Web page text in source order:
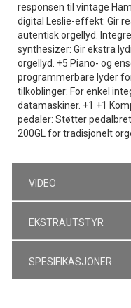
responsen til vintage
digital Leslie-effekt: Gir
autentisk orgellyd.
synthesizer: Gir ekstra
orgellyd. +5 Piano- og
programmerbare lyder
tilkoblinger: For enkel
datamaskiner. +1 +1
pedaler: Støtter
200GL for tradisjonelt
VIDEO
EKSTRAUTSTYR
SPESIFIKASJONER